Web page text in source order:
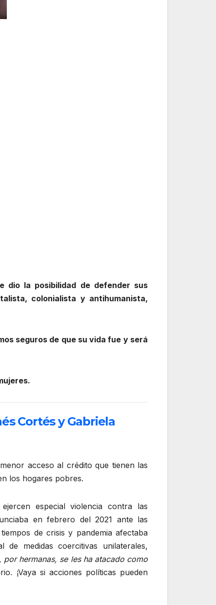
dio la posibilidad de defender sus
colonialista y antihumanista,
seguros de que su vida fue y será
Cortés y Gabriela
acceso al crédito que tienen las
los hogares pobres.
especial violencia contra las
en febrero del 2021 ante las
de crisis y pandemia afectaba
de medidas coercitivas unilaterales,
hermanas, se les ha atacado como
¡Vaya si acciones políticas pueden